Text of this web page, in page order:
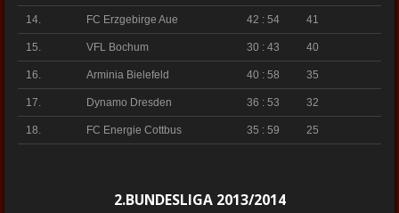
14. FC Erzgebirge Aue 42 : 54 41
15. VFL Bochum 30 : 43 40
16. Arminia Bielefeld 40 : 58 35
17. Dynamo Dresden 36 : 53 32
18. FC Energie Cottbus 35 : 59 25
2.BUNDESLIGA 2013/2014